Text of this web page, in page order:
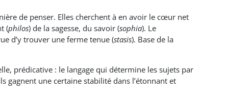
de penser. Elles cherchent à en avoir le cœur net
(philos) de la sagesse, du savoir (sophia). Le
d’y trouver une ferme tenue (stasis). Base de la
prédicative : le langage qui détermine les sujets par
gagnent une certaine stabilité dans l’étonnant et